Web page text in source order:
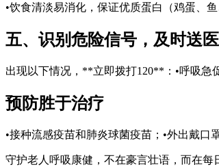
•饮食清淡易消化，保证优质蛋白（鸡蛋、
五、识别危险信号，及时送医
出现以下情况，**立即拨打120**：•呼吸急
预防胜于治疗
•接种流感疫苗和肺炎球菌疫苗；•外出戴口
守护老人呼吸康健，不在豪言壮语，而在